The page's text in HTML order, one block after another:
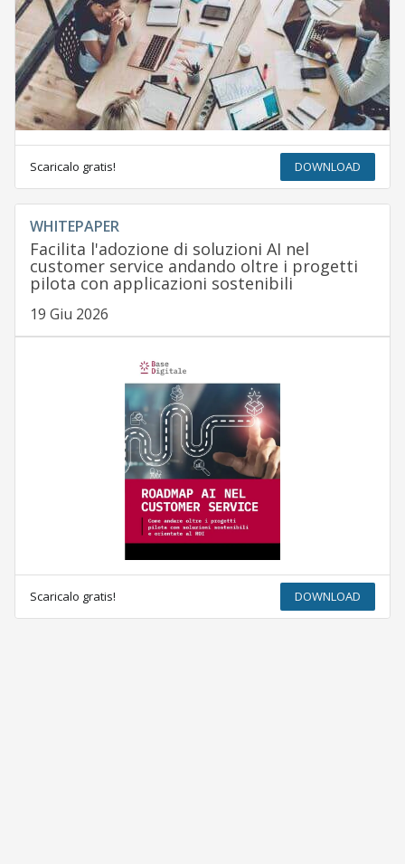
Scaricalo gratis! DOWNLOAD
WHITEPAPER
Facilita l'adozione di soluzioni AI nel
customer service andando oltre i progetti
pilota con applicazioni sostenibili
19 Giu 2026
Scaricalo gratis! DOWNLOAD